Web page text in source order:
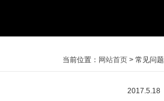
当前位置： 网站首页 > 常见问题
2017.5.18